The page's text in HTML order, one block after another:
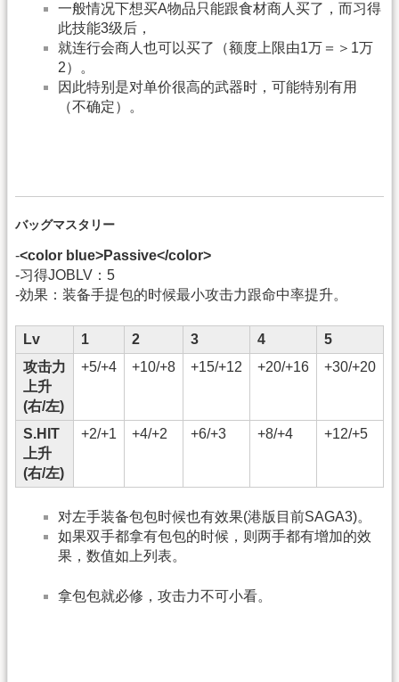
一般情况下想买A物品只能跟食材商人买了，而习得
此技能3级后，
就连行会商人也可以买了（额度上限由1万＝＞1万
2）。
因此特别是对单价很高的武器时，可能特别有用
（不确定）。
バッグマスタリー
-<color blue>Passive</color>
-习得JOBLV：5
-効果：装备手提包的时候最小攻击力跟命中率提升。
Lv 1 2 3 4
5
攻击力
上升
(右/左)
+5/+4 +10/+8 +15/+12 +20/+16 +30/+20
S.HIT
上升
(右/左)
+2/+1 +4/+2 +6/+3 +8/+4 +12/+5
对左手装备包包时候也有效果(港版目前SAGA3)。
如果双手都拿有包包的时候，则两手都有增加的效
果，数值如上列表。
拿包包就必修，攻击力不可小看。